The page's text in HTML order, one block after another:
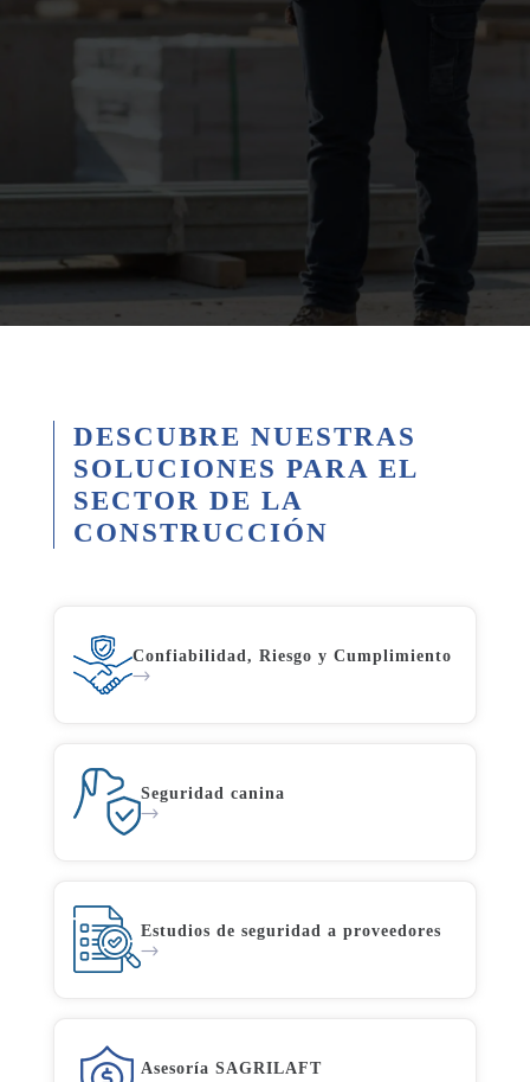
DESCUBRE NUESTRAS
SOLUCIONES PARA EL
SECTOR DE LA
CONSTRUCCIÓN
Confiabilidad, Riesgo y Cumplimiento​
Seguridad canina
Estudios de seguridad a proveedores
Asesoría SAGRILAFT